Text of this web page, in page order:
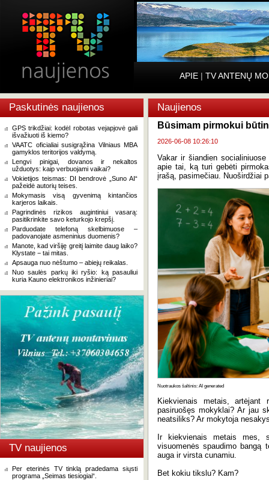
APIE | TV ANTENŲ
Paskutinės naujienos
GPS trikdžiai: kodėl robotas vejapjovė gali
išvažiuoti iš kiemo?
VAATC oficialiai susigrąžina Vilniaus MBA
gamyklos teritorijos valdymą.
Lengvi pinigai, dovanos ir nekaltos
užduotys: kaip verbuojami vaikai?
Vokietijos teismas: DI bendrovė „Suno AI“
pažeidė autorių teises.
Mokymasis visą gyvenimą kintančios
karjeros laikais.
Pagrindinės rizikos augintiniui vasarą:
pasitikrinkite savo keturkojo krepšį.
Parduodate telefoną skelbimuose –
padovanojate asmeninius duomenis?
Manote, kad viršiję greitį laimite daug laiko?
Klystate − tai mitas.
Apsauga nuo nėštumo – abiejų reikalas.
Nuo saulės parkų iki ryšio: ką pasauliui
kuria Kauno elektronikos inžinieriai?
TV naujienos
Per eterinės TV tinklą pradedama siųsti
programa „Seimas tiesiogiai“.
Naujienos
Būsimam pirmokui
2026-06-08 10:26:10
Vakar ir šiandien
apie tai, ką turi gebėti
įrašą, pasimečiau. Nuoširdžiai
Nuotraukos šaltinis: AI generated
Kiekvienais metais,
pasiruošęs mokyklai? Ar jau
neatsiliks? Ar mokytoja
Ir kiekvienais metais mes,
visuomenės spaudimo
auga ir virsta cunamiu.
Bet kokiu tikslu? Kam?